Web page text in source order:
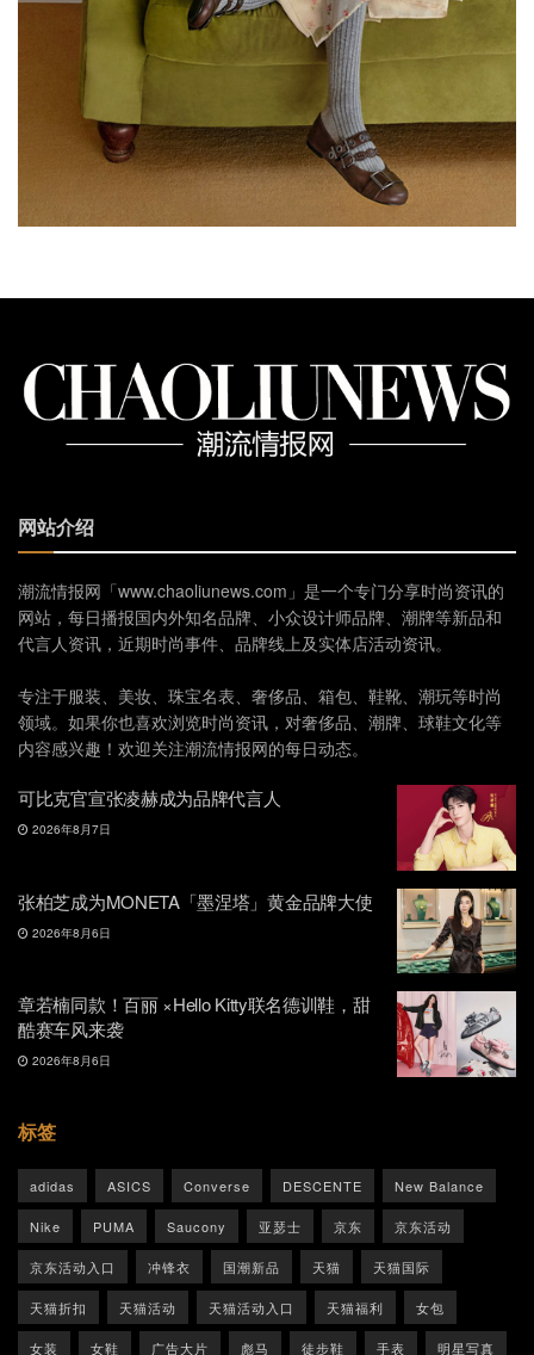
网站介绍
潮流情报网「www.chaoliunews.com」是一个专门分享时尚资讯的
网站，每日播报国内外知名品牌、小众设计师品牌、潮牌等新品和
代言人资讯，近期时尚事件、品牌线上及实体店活动资讯。
专注于服装、美妆、珠宝名表、奢侈品、箱包、鞋靴、潮玩等时尚
领域。如果你也喜欢浏览时尚资讯，对奢侈品、潮牌、球鞋文化等
内容感兴趣！欢迎关注潮流情报网的每日动态。
可比克官宣张凌赫成为品牌代言人
2026年8月7日
张柏芝成为MONETA「墨涅塔」黄金品牌大使
2026年8月6日
章若楠同款！百丽 ×Hello Kitty联名德训鞋，甜
酷赛车风来袭
2026年8月6日
标签
adidas ASICS Converse DESCENTE New Balance
Nike PUMA Saucony 亚瑟士 京东 京东活动
京东活动入口 冲锋衣 国潮新品 天猫 天猫国际
天猫折扣 天猫活动 天猫活动入口 天猫福利 女包
女装 女鞋 广告大片 彪马 徒步鞋 手表 明星写真